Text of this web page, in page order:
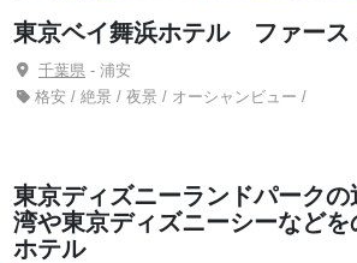
東京ベイ舞浜ホテル ファース
千葉県- 浦安
格安 / 絶景 / 夜景 / オーシャンビュー /
東京ディズニーランドパーク
湾や東京ディズニーシーなどを
ホテル